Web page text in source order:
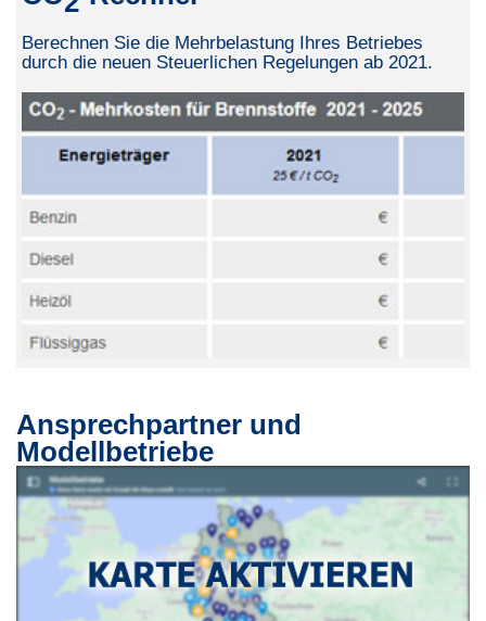
Berechnen Sie die Mehrbelastung Ihres Betriebes
durch die neuen Steuerlichen Regelungen ab 2021.
Ansprechpartner und
Modellbetriebe